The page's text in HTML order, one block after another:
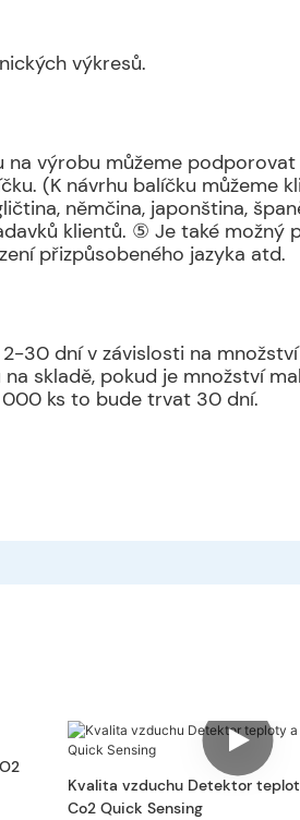
výkresů.
výrobu můžeme
(K návrhu balíčku můžeme
němčina, japonština,
klientů. ⑤ Je také možný
přizpůsobeného jazyka atd.
30 dní v závislosti na
skladě, pokud je množství
ks to bude trvat 30 dní.
Kvalita vzduchu Detektor
Co2 Quick Sensing